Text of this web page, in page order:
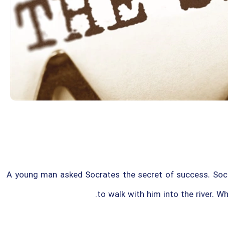
A young man asked Socrates the secret of success.
to walk with him into the river.